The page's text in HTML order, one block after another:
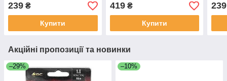
239 ₴
Купити
419₴
Купити
239
Акційні пропозиції та новинки
–29% –10%